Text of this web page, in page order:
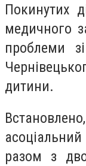
Покинутих
медичного
проблеми
дитини.
разом з